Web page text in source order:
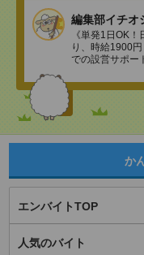
編集部イチオ
《単発1日OK
り、時給1900
での設営サポー
か
エンバイトTOP
人気のバイト